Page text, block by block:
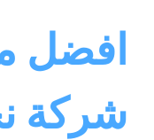
contentافضل
شركة